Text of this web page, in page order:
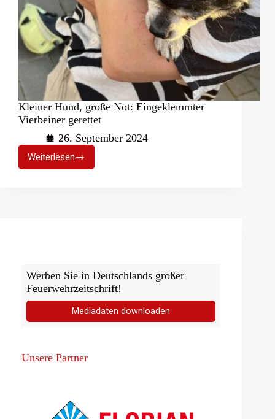
Kleiner Hund, große Not: Eingeklemmter
Vierbeiner gerettet
26. September 2024
Weiterlesen
Kleiner
Hund,
Werben Sie in Deutschlands großer
Feuerwehrzeitschrift!
Mediadaten downloaden
Unsere Partner